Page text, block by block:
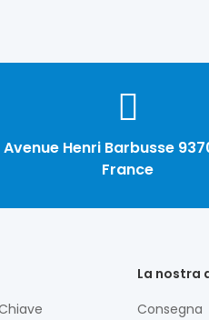
Avenue Henri Barbusse
France
La nostra
Consegna